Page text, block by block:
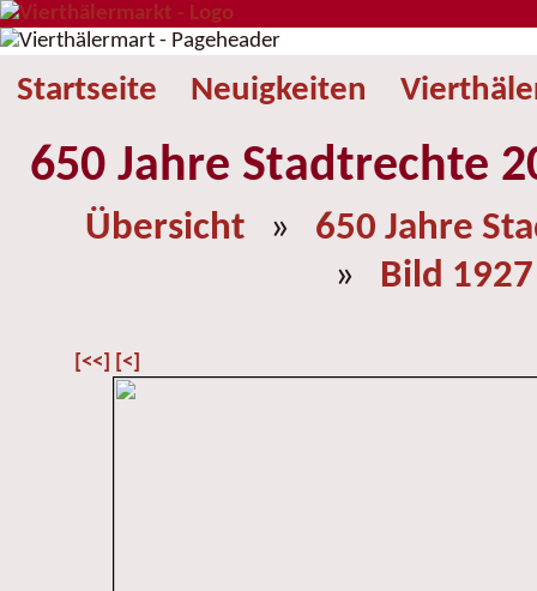
Startseite Neuigkeiten
650 Jahre Stadtrechte
Übersicht » 650 Jahre
» Bild 1927
[<<] [<]